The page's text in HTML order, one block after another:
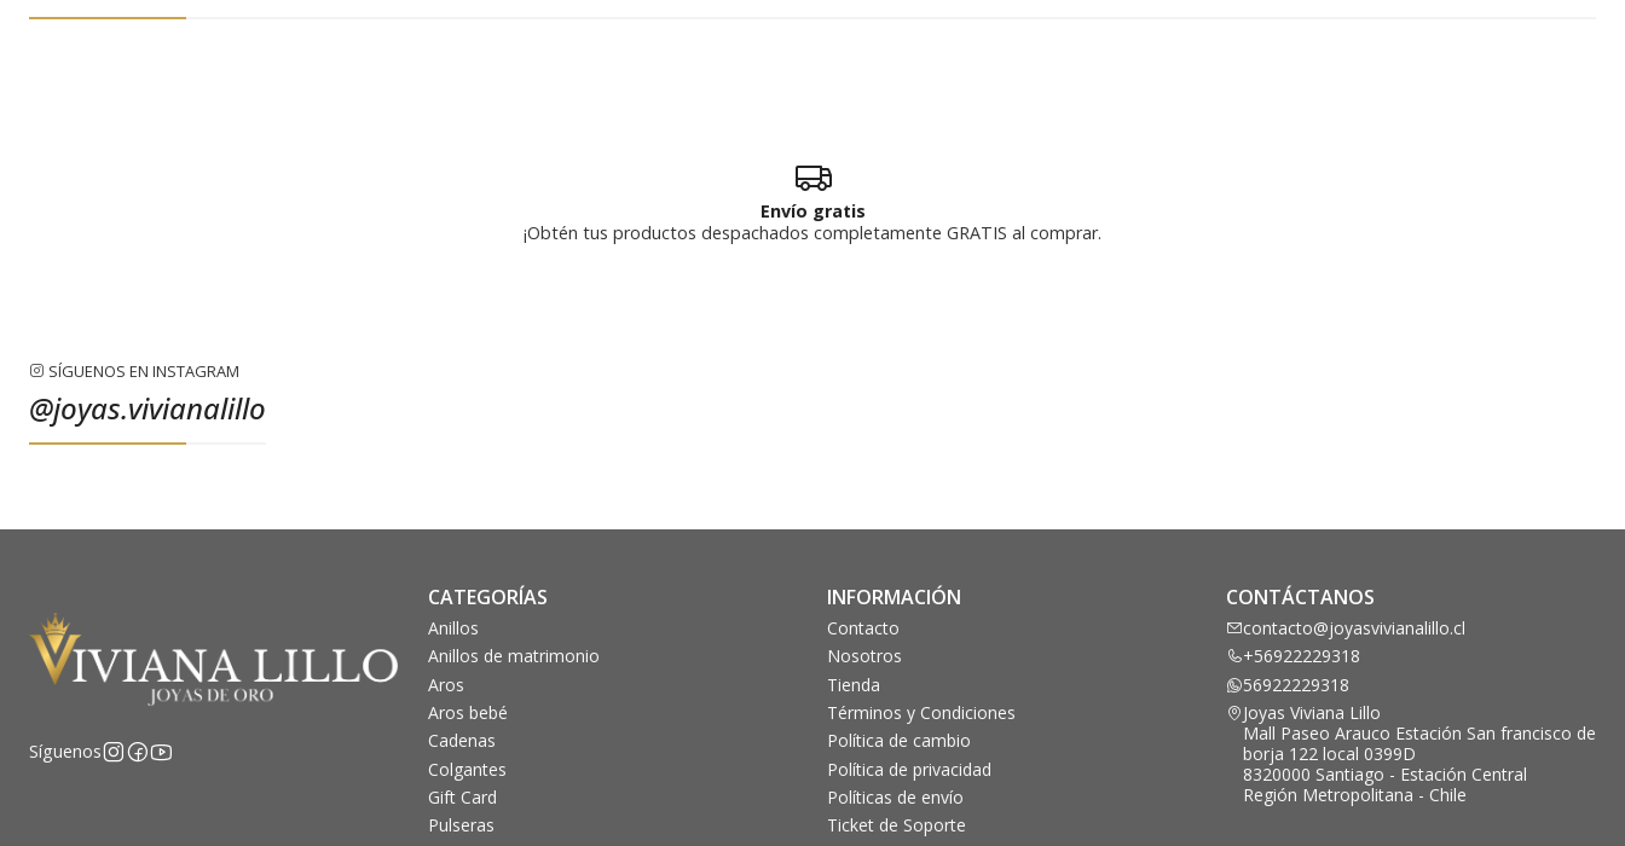
Envío gratis
¡Obtén tus productos despachados completamente GRATIS al comprar.
SÍGUENOS EN INSTAGRAM
@joyas.vivianalillo
Síguenos
CATEGORÍAS
Anillos
Anillos de matrimonio
Aros
Aros bebé
Cadenas
Colgantes
Gift Card
Pulseras
INFORMACIÓN
Contacto
Nosotros
Tienda
Términos y Condiciones
Política de cambio
Política de privacidad
Políticas de envío
Ticket de Soporte
CONTÁCTANOS
contacto@joyasvivianalillo.cl
+56922229318
56922229318
Joyas Viviana Lillo
Mall Paseo Arauco Estación San francisco de
borja 122 local 0399D
8320000 Santiago - Estación Central
Región Metropolitana - Chile